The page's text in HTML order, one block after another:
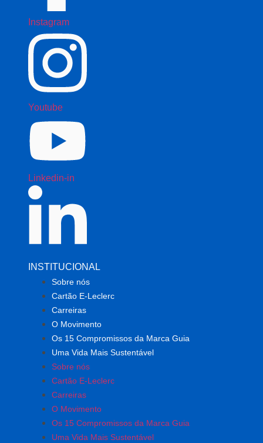
Instagram
Youtube
Linkedin-in
INSTITUCIONAL
Sobre nós
Cartão E-Leclerc
Carreiras
O Movimento
Os 15 Compromissos da Marca Guia
Uma Vida Mais Sustentável
Sobre nós
Cartão E-Leclerc
Carreiras
O Movimento
Os 15 Compromissos da Marca Guia
Uma Vida Mais Sustentável